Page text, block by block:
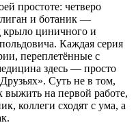
простоте: четверо
и ботаник —
крыло циничного и
Каждая серия
переплетённые с
здесь — просто
Суть не в том,
выжить на первой работе,
коллеги сходят с ума, а